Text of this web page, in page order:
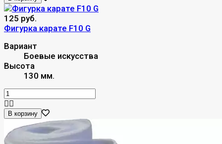
125 руб.
Фигурка карате F10 G
Вариант
Боевые искусства
Высота
130 мм.
В корзину